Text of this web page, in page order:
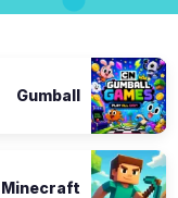
Gumball
Minecraft